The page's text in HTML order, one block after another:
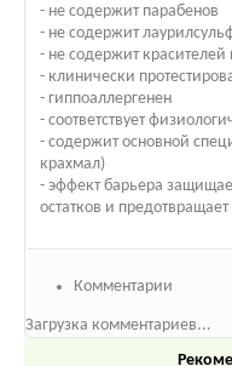
- не содержит парабенов
- не содержит
- не содержит красителей
- клинически
- гиппоаллергенен
- соответствует
- содержит основной
крахмал)
- эффект барьера
остатков и предотвращает
Комментарии
Загрузка комментариев...